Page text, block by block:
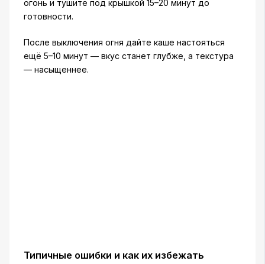
огонь и тушите под крышкой 15–20 минут до
готовности.
После выключения огня дайте каше настояться
ещё 5–10 минут — вкус станет глубже, а текстура
— насыщеннее.
Типичные ошибки и как их избежать